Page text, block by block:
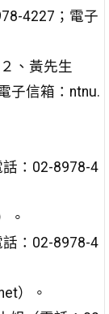
4227；電子
、黃先生
子信箱：ntnu.
：02-8978-4
。
：02-8978-4
）。